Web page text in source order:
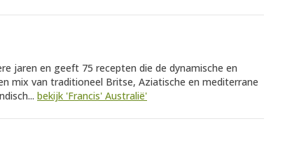
jaren en geeft 75 recepten die de dynamische en
mix van traditioneel Britse, Aziatische en mediterrane
bekijk 'Francis' Australië'